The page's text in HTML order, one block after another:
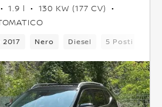
1.9 l
130 KW (177 CV)
2017 Nero Diesel 5 Posti